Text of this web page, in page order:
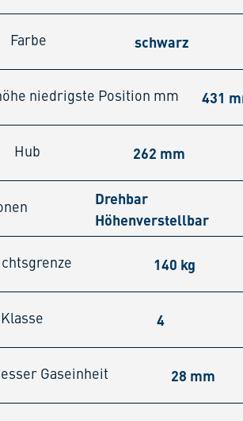
Farbe schwarz
niedrigste Position mm 431
Hub 262 mm
Drehbar
Höhenverstellbar
140 kg
Klasse 4
Gaseinheit 28 mm